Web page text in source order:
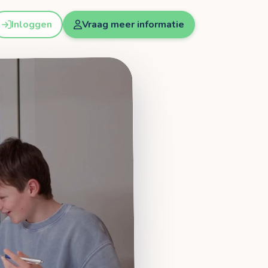
Inloggen Vraag meer informatie